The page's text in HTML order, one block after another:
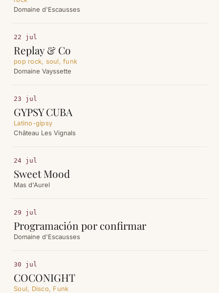
Domaine d'Escausses
22 jul
Replay & Co
pop rock, soul, funk
Domaine Vayssette
23 jul
GYPSY CUBA
Latino-gipsy
Château Les Vignals
24 jul
Sweet Mood
Mas d'Aurel
29 jul
Programación por confirmar
Domaine d'Escausses
30 jul
COCONIGHT
Soul, Disco, Funk